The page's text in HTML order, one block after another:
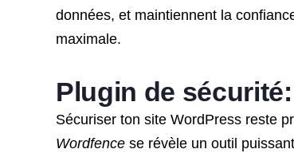
données, et maintiennent la
maximale.
Plugin de
Sécuriser ton site WordPress reste
Wordfence se révèle un outil